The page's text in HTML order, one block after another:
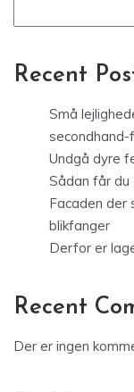
Recent
Små
Undgå dyre
Sådan får
Facaden der
blikfanger
Derfor er
Recent
Der er ingen